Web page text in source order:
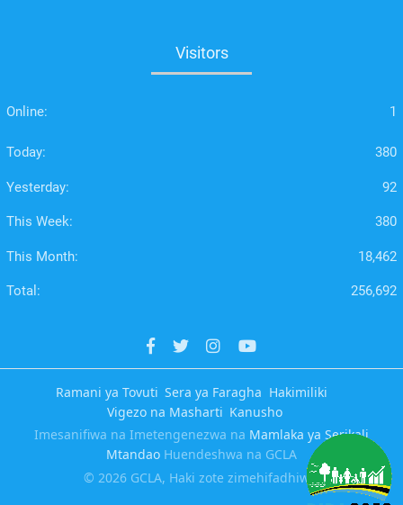
Visitors
Online: 1
Today: 380
Yesterday: 92
This Week: 380
This Month: 18,462
Total: 256,692
Ramani ya Tovuti Sera ya Faragha Hakimiliki
Vigezo na Masharti Kanusho
Imesanifiwa na Imetengenezwa na Mamlaka ya Serikali
Mtandao Huendeshwa na GCLA
© 2026 GCLA, Haki zote zimehifadhiwa.